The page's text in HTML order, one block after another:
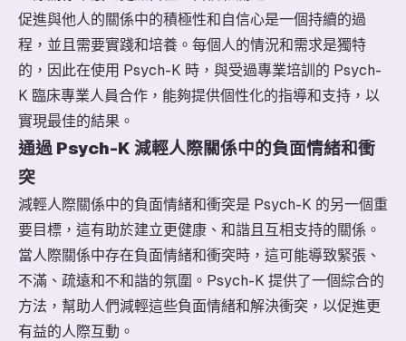
促進與他人的關係中的積極性和自信心是一個持續的過
程，並且需要實踐和培養。每個人的情況和需求是獨特
的，因此在使用 Psych-K 時，與受過專業培訓的 Psych-
K 臨床專業人員合作，能夠提供個性化的指導和支持，以
實現最佳的結果。
通過 Psych-K 減輕人際關係中的負面情緒和衝
突
減輕人際關係中的負面情緒和衝突是 Psych-K 的另一個重
要目標，這有助於建立更健康、和諧且互相支持的關係。
當人際關係中存在負面情緒和衝突時，這可能導致緊張、
不滿、疏遠和不和諧的氛圍。Psych-K 提供了一個綜合的
方法，幫助人們減輕這些負面情緒和解決衝突，以促進更
有益的人際互動。